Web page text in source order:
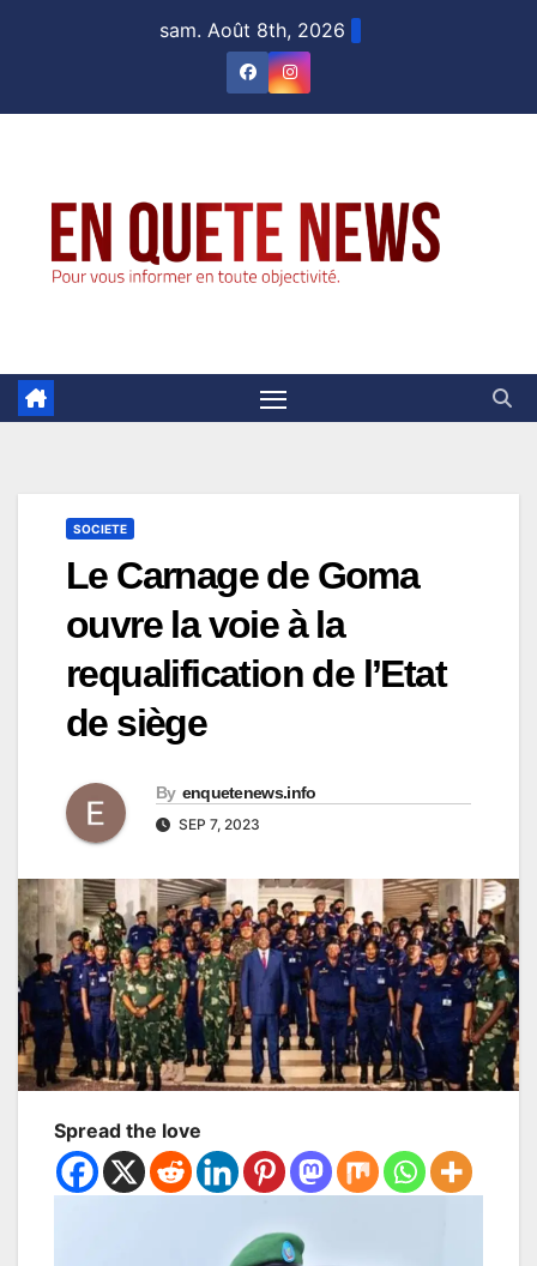
sam. Août 8th, 2026
SOCIETE
Le Carnage de Goma
ouvre la voie à la
requalification de l’Etat
de siège
By enquetenews.info
SEP 7, 2023
Spread the love